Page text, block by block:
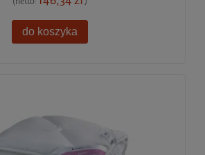
do koszyka